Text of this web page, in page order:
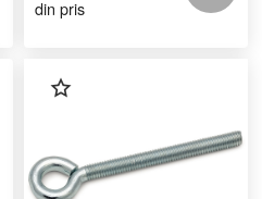
din pris